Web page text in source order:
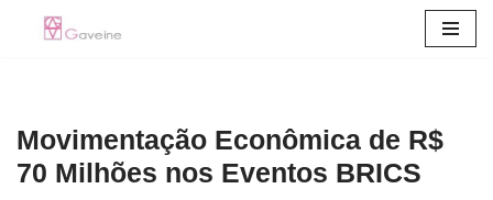
conteúdo
Movimentação Econômica de R$
70 Milhões nos Eventos BRICS